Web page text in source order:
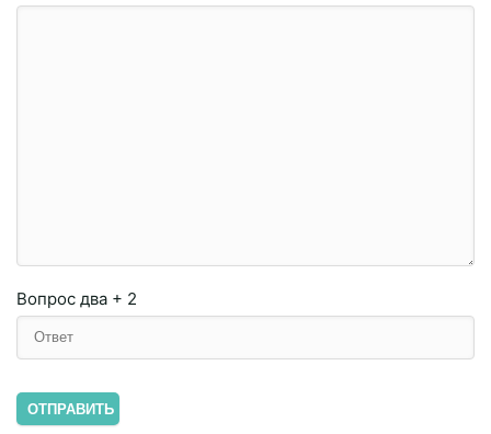
Вопрос два + 2
ОТПРАВИТЬ